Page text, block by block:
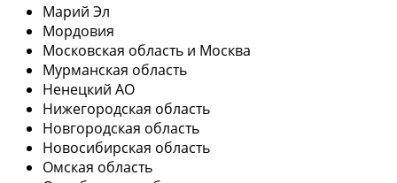
Марий Эл
Мордовия
Московская область и Москва
Мурманская область
Ненецкий АО
Нижегородская область
Новгородская область
Новосибирская область
Омская область